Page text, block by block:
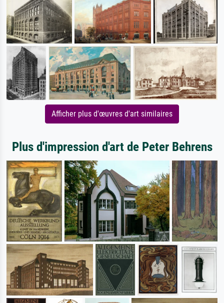
Afficher plus d'œuvres d'art similaires
Plus d'impression d'art de Peter Behrens